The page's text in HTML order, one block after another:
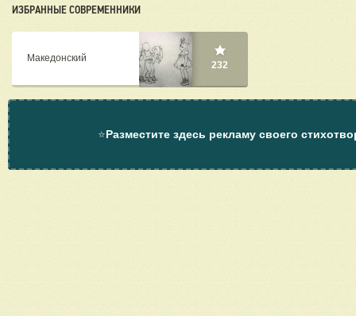
ИЗБРАННЫЕ СОВРЕМЕННИКИ
Македонский
232
⭐Разместите здесь рекламу своего